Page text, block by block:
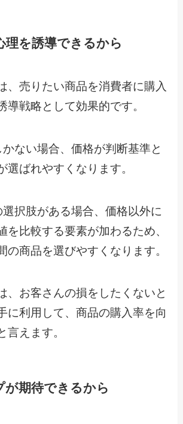
理を誘導できるから
、売りたい商品を消費者に購入
導戦略として効果的です。
ない場合、価格が判断基準と
選ばれやすくなります。
選択肢がある場合、価格以外に
を比較する要素が加わるため、
の商品を選びやすくなります。
、お客さんの損をしたくないと
に利用して、商品の購入率を向
言えます。
が期待できるから